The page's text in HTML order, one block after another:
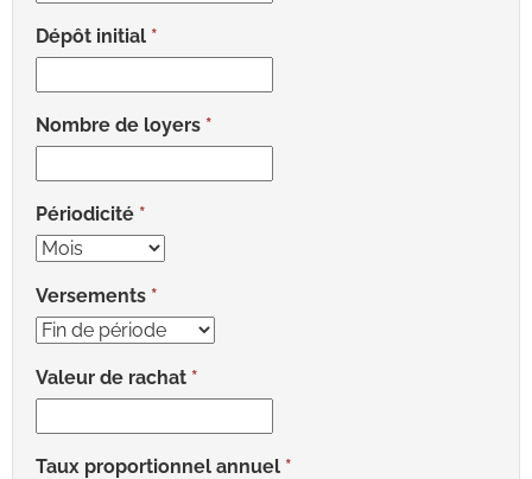
Dépôt initial
Nombre de loyers
Périodicité
Versements
Valeur de rachat
Taux proportionnel annuel